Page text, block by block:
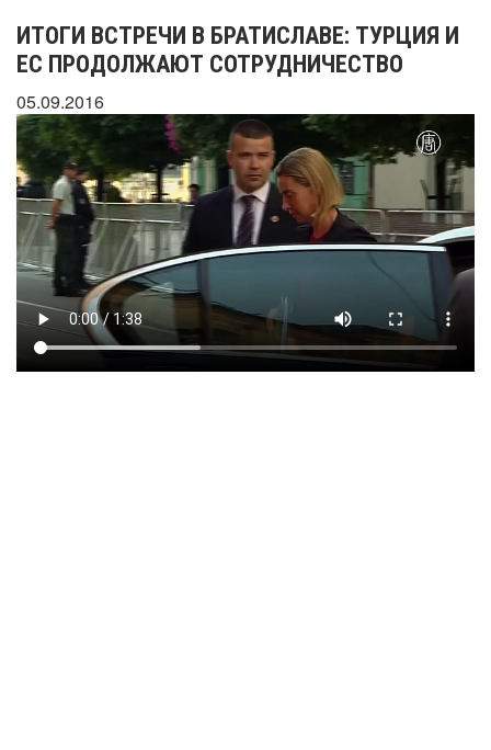
ИТОГИ ВСТРЕЧИ В БРАТИСЛАВЕ: ТУРЦИЯ И
ЕС ПРОДОЛЖАЮТ СОТРУДНИЧЕСТВО
05.09.2016